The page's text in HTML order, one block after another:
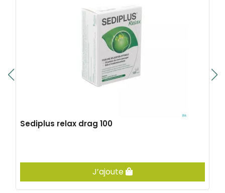
Sediplus relax drag 100
J’ajoute